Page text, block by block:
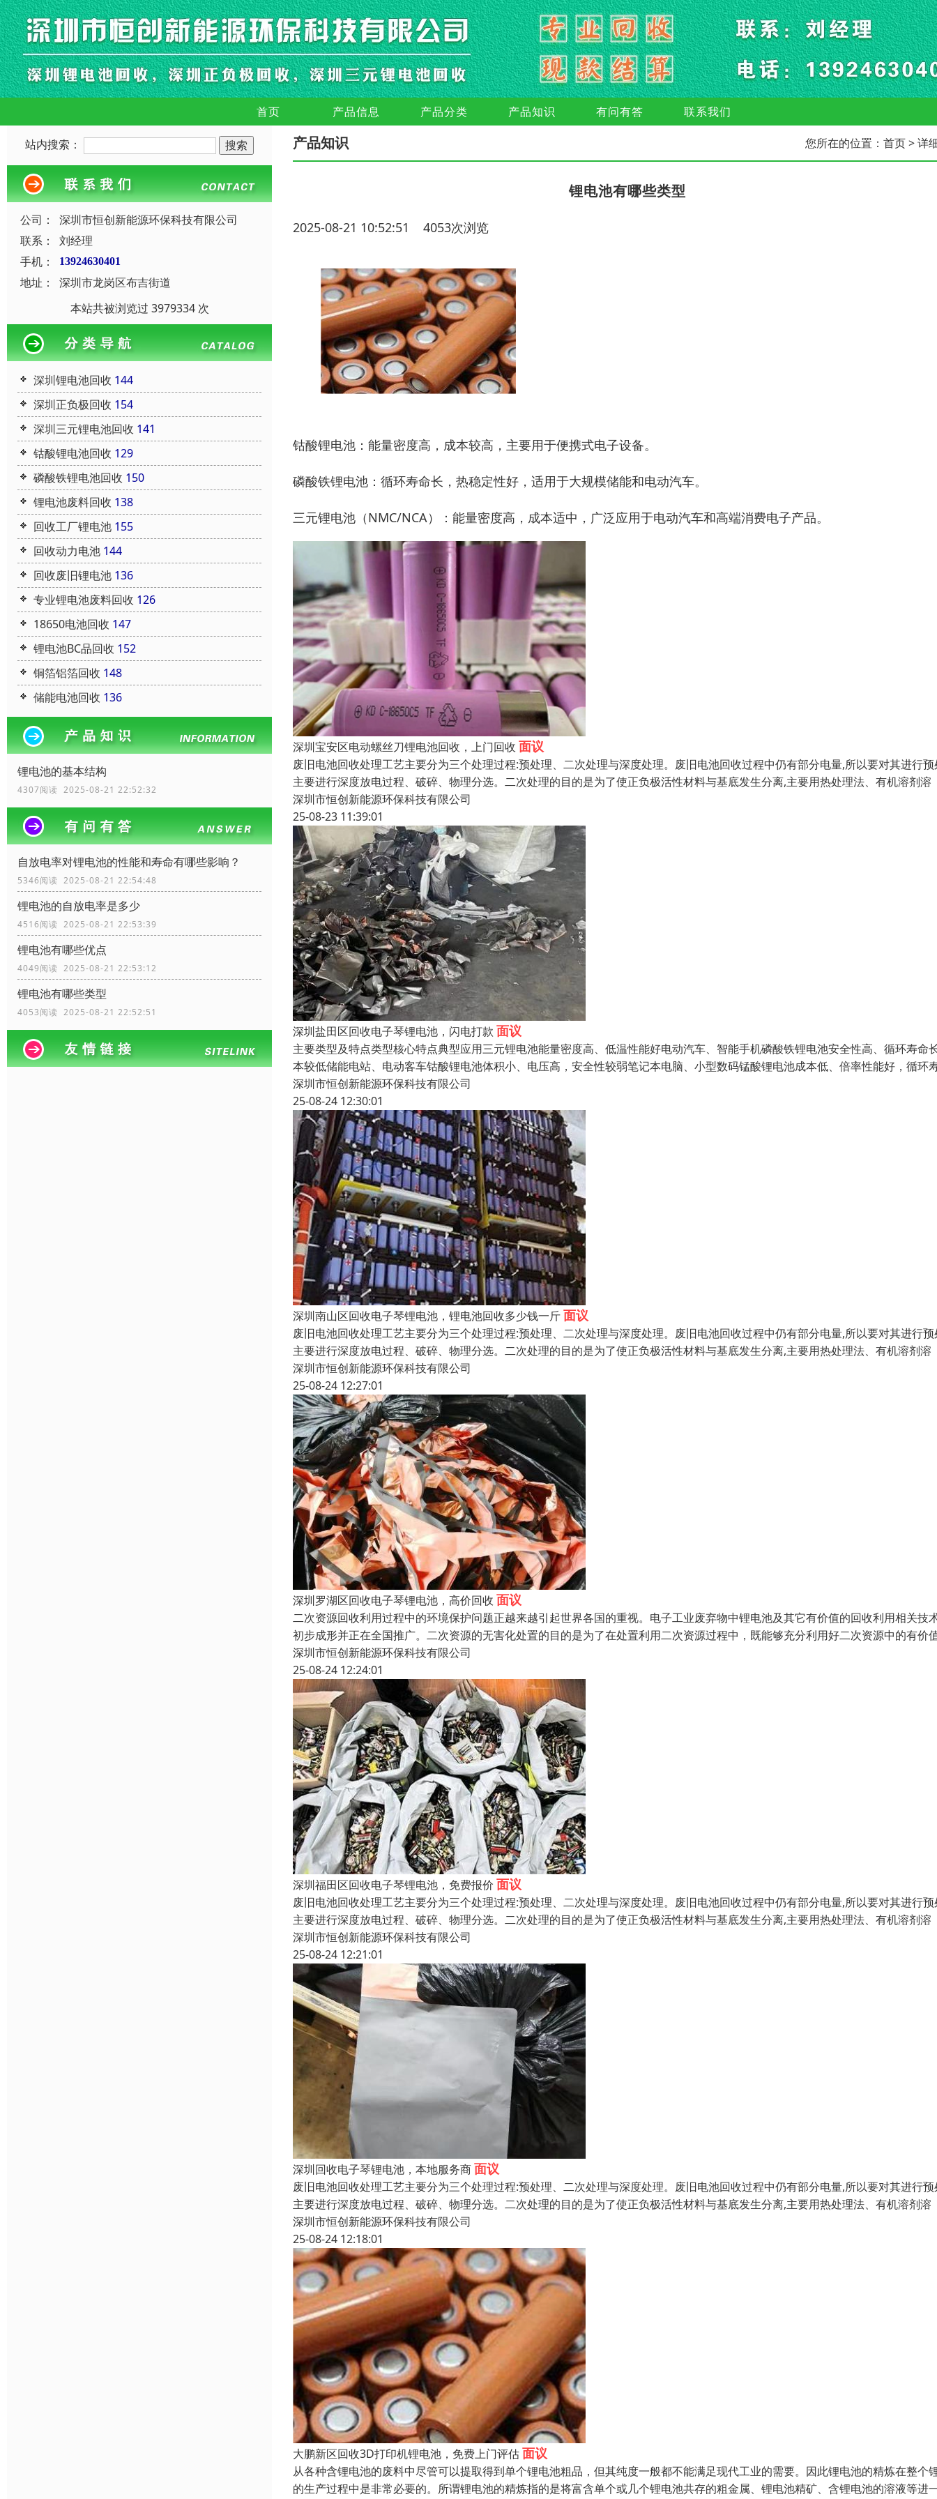
首页 产品信息 产品分类 产品知识 有问有答 联系我们
站内搜索：
公司：
深圳市恒创新能源环保科技有限公司
联系：
刘经理
手机：
13924630401
地址：
深圳市龙岗区布吉街道
本站共被浏览过 3979334 次
深圳锂电池回收 144
深圳正负极回收 154
深圳三元锂电池回收 141
钴酸锂电池回收 129
磷酸铁锂电池回收 150
锂电池废料回收 138
回收工厂锂电池 155
回收动力电池 144
回收废旧锂电池 136
专业锂电池废料回收 126
18650电池回收 147
锂电池BC品回收 152
铜箔铝箔回收 148
储能电池回收 136
锂电池的基本结构
4307阅读 2025-08-21 22:52:32
自放电率对锂电池的性能和寿命有哪些影响？
5346阅读 2025-08-21 22:54:48
锂电池的自放电率是多少
4516阅读 2025-08-21 22:53:39
锂电池有哪些优点
4049阅读 2025-08-21 22:53:12
锂电池有哪些类型
4053阅读 2025-08-21 22:52:51
产品知识 您所在的位置： 首页> 详
锂电池有哪些类型
2025-08-21 10:52:51 4053次浏览
钴酸锂电池：能量密度高，成本较高，主要用于便携式电子设备。
磷酸铁锂电池：循环寿命长，热稳定性好，适用于大规模储能和电动汽车。
三元锂电池（NMC/NCA）：能量密度高，成本适中，广泛应用于电动汽车和高端消费电子产品。
深圳宝安区电动螺丝刀锂电池回收，上门回收 面议
废旧电池回收处理工艺主要分为三个处理过程:预处理、二次处理与深度处理。废旧电池回收过程中仍有部分电量,所以要对其进行预
主要进行深度放电过程、破碎、物理分选。二次处理的目的是为了使正负极活性材料与基底发生分离,主要用热处理法、有机溶剂溶
深圳市恒创新能源环保科技有限公司
25-08-23 11:39:01
深圳盐田区回收电子琴锂电池，闪电打款 面议
主要类型及特点类型核心特点典型应用三元锂电池能量密度高、低温性能好电动汽车、智能手机磷酸铁锂电池安全性高、循环寿命
本较低储能电站、电动客车钴酸锂电池体积小、电压高，安全性较弱笔记本电脑、小型数码锰酸锂电池成本低、倍率性能好，循环
深圳市恒创新能源环保科技有限公司
25-08-24 12:30:01
深圳南山区回收电子琴锂电池，锂电池回收多少钱一斤面议
废旧电池回收处理工艺主要分为三个处理过程:预处理、二次处理与深度处理。废旧电池回收过程中仍有部分电量,所以要对其进行预
主要进行深度放电过程、破碎、物理分选。二次处理的目的是为了使正负极活性材料与基底发生分离,主要用热处理法、有机溶剂溶
深圳市恒创新能源环保科技有限公司
25-08-24 12:27:01
深圳罗湖区回收电子琴锂电池，高价回收 面议
二次资源回收利用过程中的环境保护问题正越来越引起世界各国的重视。电子工业废弃物中锂电池及其它有价值的回收利用相关技
初步成形并正在全国推广。二次资源的无害化处置的目的是为了在处置利用二次资源过程中，既能够充分利用好二次资源中的有价
深圳市恒创新能源环保科技有限公司
25-08-24 12:24:01
深圳福田区回收电子琴锂电池，免费报价 面议
废旧电池回收处理工艺主要分为三个处理过程:预处理、二次处理与深度处理。废旧电池回收过程中仍有部分电量,所以要对其进行预
主要进行深度放电过程、破碎、物理分选。二次处理的目的是为了使正负极活性材料与基底发生分离,主要用热处理法、有机溶剂溶
深圳市恒创新能源环保科技有限公司
25-08-24 12:21:01
深圳回收电子琴锂电池，本地服务商面议
废旧电池回收处理工艺主要分为三个处理过程:预处理、二次处理与深度处理。废旧电池回收过程中仍有部分电量,所以要对其进行预
主要进行深度放电过程、破碎、物理分选。二次处理的目的是为了使正负极活性材料与基底发生分离,主要用热处理法、有机溶剂溶
深圳市恒创新能源环保科技有限公司
25-08-24 12:18:01
大鹏新区回收3D打印机锂电池，免费上门评估面议
从各种含锂电池的废料中尽管可以提取得到单个锂电池粗品，但其纯度一般都不能满足现代工业的需要。因此锂电池的精炼在整个
的生产过程中是非常必要的。所谓锂电池的精炼指的是将富含单个或几个锂电池共存的粗金属、锂电池精矿、含锂电池的溶液等进